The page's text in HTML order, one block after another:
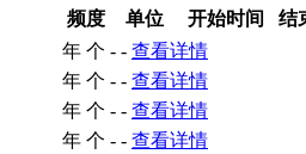
频度 单位 开始时间
结
年 个 - - 查看详情
年 个 - - 查看详情
年 个 - - 查看详情
年 个 - - 查看详情